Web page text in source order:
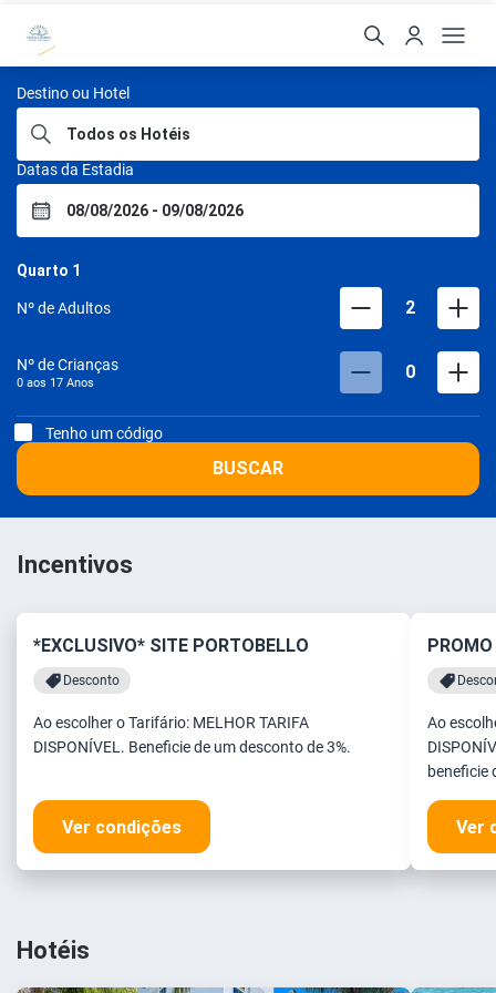
Portobello Hotéis
Destino ou Hotel
Datas da Estadia
Quarto 1
Nº de Adultos 2
Nº de Crianças
0 aos 17 Anos 0
Tenho um código
BUSCAR
Incentivos
*EXCLUSIVO* SITE PORTOBELLO
Desconto
Ao escolher o Tarifário: MELHOR TARIFA
DISPONÍVEL. Beneficie de um desconto de 3%.
Ver condições
Ao
beneficie
Ver
Hotéis